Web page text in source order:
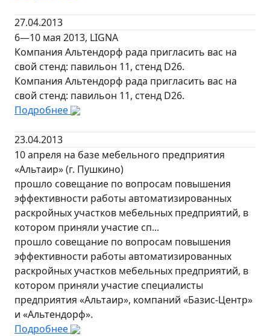
27.04.2013
6—10 мая 2013, LIGNA
Компания Альтендорф рада пригласить вас на
свой стенд: павильон 11, стенд D26.
Компания Альтендорф рада пригласить вас на
свой стенд: павильон 11, стенд D26.
Подробнее
23.04.2013
10 апреля на базе мебельного предприятия
«Альтаир» (г. Пушкино)
прошло совещание по вопросам повышения
эффективности работы автоматизированных
раскройных участков мебельных предприятий, в
котором приняли участие сп...
прошло совещание по вопросам повышения
эффективности работы автоматизированных
раскройных участков мебельных предприятий, в
котором приняли участие специалисты
предприятия «Альтаир», компаний «Базис-Центр»
и «Альтендорф».
Подробнее